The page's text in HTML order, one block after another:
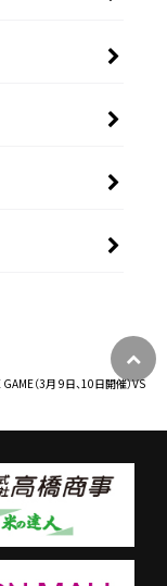
（3月 9日、10日開催）VS